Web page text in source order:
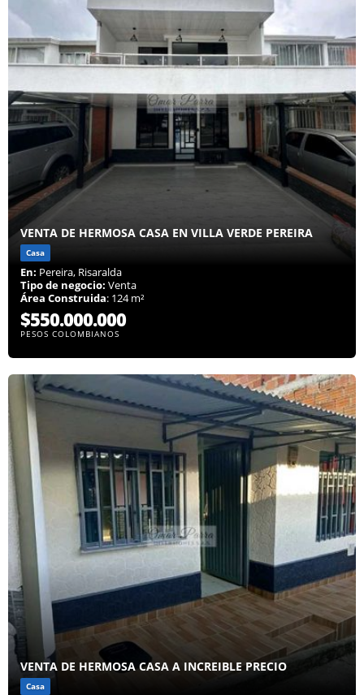
VENTA DE HERMOSA CASA EN VILLA VERDE PEREIRA
Casa
En: Pereira, Risaralda
Tipo de negocio: Venta
Área Construida: 124 m²
$550.000.000
PESOS COLOMBIANOS
VENTA DE HERMOSA CASA A INCREIBLE PRECIO
Casa